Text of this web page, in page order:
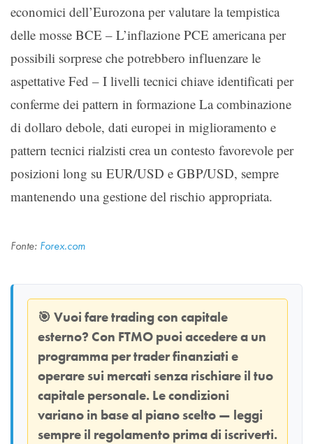
economici dell’Eurozona per valutare la tempistica
delle mosse BCE – L’inflazione PCE americana per
possibili sorprese che potrebbero influenzare le
aspettative Fed – I livelli tecnici chiave identificati per
conferme dei pattern in formazione La combinazione
di dollaro debole, dati europei in miglioramento e
pattern tecnici rialzisti crea un contesto favorevole per
posizioni long su EUR/USD e GBP/USD, sempre
mantenendo una gestione del rischio appropriata.
Fonte: Forex.com
🎯 Vuoi fare trading con capitale
esterno? Con FTMO puoi accedere a un
programma per trader finanziati e
operare sui mercati senza rischiare il tuo
capitale personale. Le condizioni
variano in base al piano scelto — leggi
sempre il regolamento prima di iscriverti.